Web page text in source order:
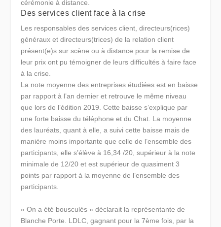
cérémonie à distance.
Des services client face à la crise
Les responsables des services client, directeurs(rices)
généraux et directeurs(trices) de la relation client
présent(e)s sur scène ou à distance pour la remise de
leur prix ont pu témoigner de leurs difficultés à faire face
à la crise.
La note moyenne des entreprises étudiées est en baisse
par rapport à l’an dernier et retrouve le même niveau
que lors de l’édition 2019. Cette baisse s’explique par
une forte baisse du téléphone et du Chat. La moyenne
des lauréats, quant à elle, a suivi cette baisse mais de
manière moins importante que celle de l’ensemble des
participants, elle s’élève à 16,34 /20, supérieur à la note
minimale de 12/20 et est supérieur de quasiment 3
points par rapport à la moyenne de l’ensemble des
participants.
« On a été bousculés » déclarait la représentante de
Blanche Porte. LDLC, gagnant pour la 7ème fois, par la